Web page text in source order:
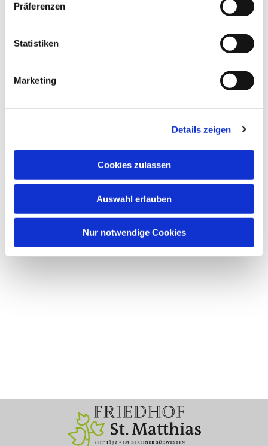
Präferenzen
Statistiken
Marketing
Details zeigen
Cookies zulassen
Auswahl erlauben
Nur notwendige Cookies